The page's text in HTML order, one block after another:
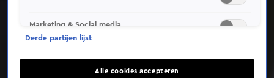
Marketing & Social media
Derde partijen lijst
Alle cookies accepteren